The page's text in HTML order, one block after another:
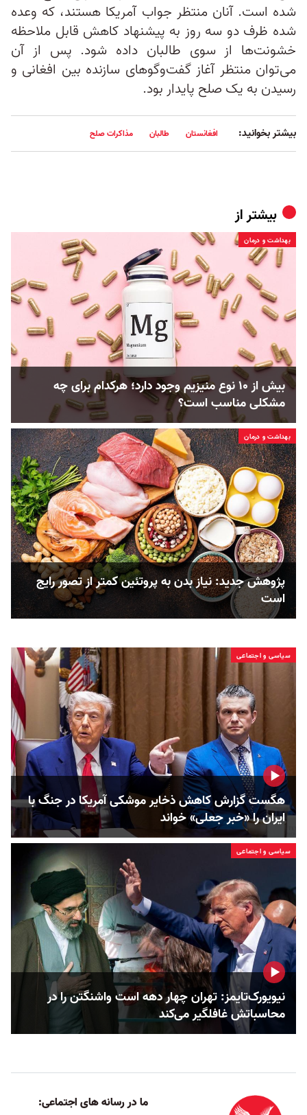
شده‌ است. آنان منتظر جواب آمریکا هستند، که وعده
شده ظرف دو سه روز به پیشنهاد کاهش قابل ملاحظه
خشونت‌ها از سوی طالبان داده شود. پس از آن
می‌توان منتظر آغاز گفت‌وگو‌های سازنده بین‌ افغانی و
رسیدن به یک صلح پایدار بود.
بیشتر بخوانید: افغانستان طالبان مذاکرات صلح
بیشتر از
بهداشت و درمان
بیش از ۱۰ نوع منیزیم وجود دارد؛ هر‌کدام برای چه
مشکلی مناسب‌ است؟
بهداشت و درمان
پژوهش جدید: نیاز بدن به پروتئین کمتر از تصور رایج
است
سیاسی و اجتماعی
هگست گزارش کاهش ذخایر موشکی آمریکا در جنگ با
ایران را «خبر جعلی» خواند
سیاسی و اجتماعی
نیویورک‌تایمز: تهران چهار دهه است واشنگتن را در
محاسباتش غافلگیر می‌کند
ما در رسانه های اجتماعی: